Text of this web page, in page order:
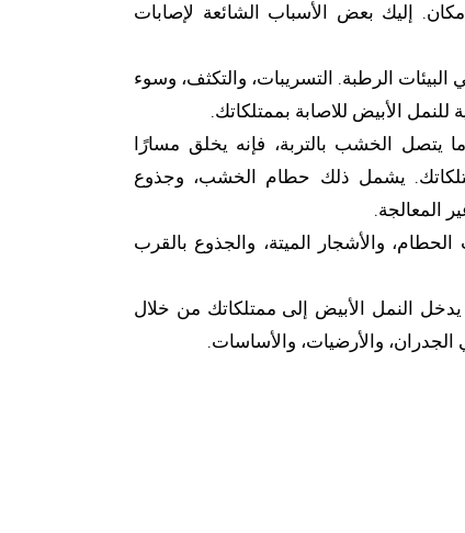
إليك بعض الأسباب الشائعة لإصابات
البيئات الرطبة. التسريبات، والتكثف، وسوء
للنمل الأبيض للاصابة بممتلكاتك.
يتصل الخشب بالتربة، فإنه يخلق مسارًا
يشمل ذلك حطام الخشب، وجذوع
المعالجة.
والأشجار الميتة، والجذوع بالقرب
النمل الأبيض إلى ممتلكاتك من خلال
والأرضيات، والأساسات.